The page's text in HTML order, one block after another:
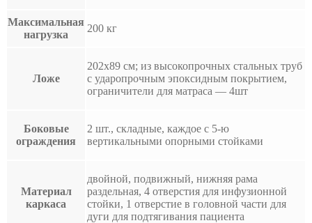
Максимальная
нагрузка
200 кг
Ложе
202х89 см; из высокопрочных стальных труб
с ударопрочным эпоксидным покрытием,
ограничители для матраса — 4шт
Боковые
ограждения
2 шт., складные, каждое с 5-ю
вертикальными опорными стойками
Материал
каркаса
двойной, подвижный, нижняя рама
раздельная, 4 отверстия для инфузионной
стойки, 1 отверстие в головной части для
дуги для подтягивания пациента